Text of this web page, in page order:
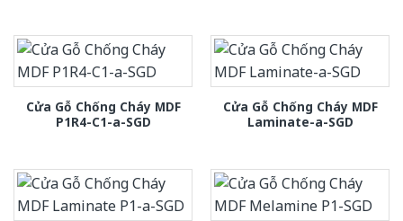
Cửa Gỗ Chống Cháy MDF
P1R4-C1-a-SGD
Cửa Gỗ Chống Cháy MDF
Laminate-a-SGD